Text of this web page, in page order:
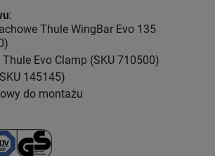
:
Thule WingBar Evo 135
Evo Clamp (SKU 710500)
145145)
do montażu